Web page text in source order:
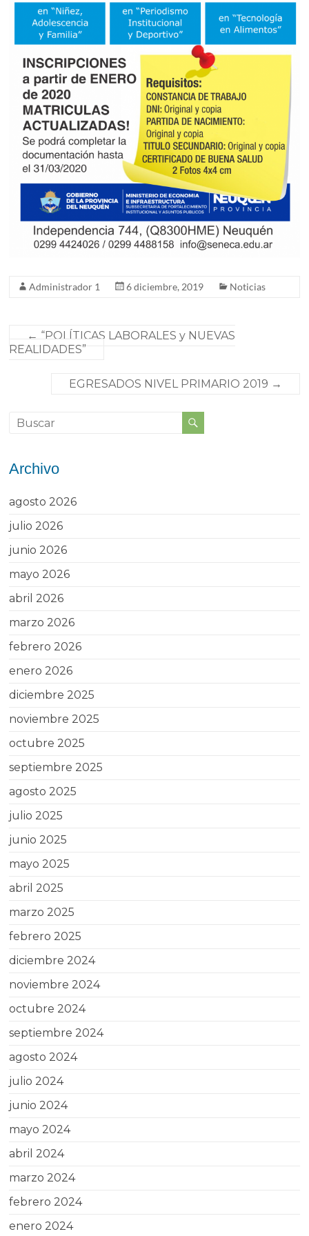
Administrador 1 6 diciembre, 2019 Noticias
← “POLÍTICAS LABORALES y NUEVAS
REALIDADES”
EGRESADOS NIVEL PRIMARIO 2019 →
Archivo
agosto 2026
julio 2026
junio 2026
mayo 2026
abril 2026
marzo 2026
febrero 2026
enero 2026
diciembre 2025
noviembre 2025
octubre 2025
septiembre 2025
agosto 2025
julio 2025
junio 2025
mayo 2025
abril 2025
marzo 2025
febrero 2025
diciembre 2024
noviembre 2024
octubre 2024
septiembre 2024
agosto 2024
julio 2024
junio 2024
mayo 2024
abril 2024
marzo 2024
febrero 2024
enero 2024